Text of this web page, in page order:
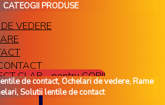
CATEOGII PRODUSE
VEDERE
CLAR - pentru COPII
de contact, Ochelari de vedere, Rame
Solutii lentile de contact